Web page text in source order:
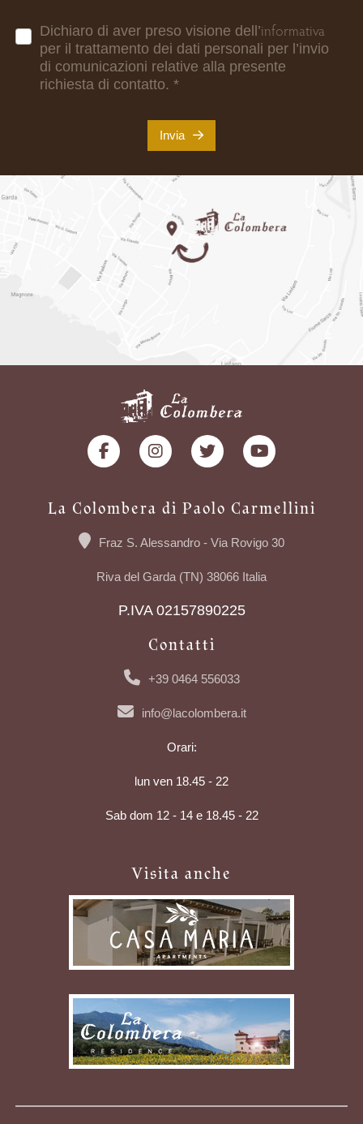
Dichiaro di aver preso visione dell’informativa
per il trattamento dei dati personali per l’invio
di comunicazioni relative alla presente
richiesta di contatto. *
Invia
La Colombera di Paolo Carmellini
Fraz S. Alessandro - Via Rovigo 30
Riva del Garda (TN) 38066 Italia
P.IVA 02157890225
Contatti
+39 0464 556033
info@lacolombera.it
Orari:
lun ven 18.45 - 22
Sab dom 12 - 14 e 18.45 - 22
Visita anche